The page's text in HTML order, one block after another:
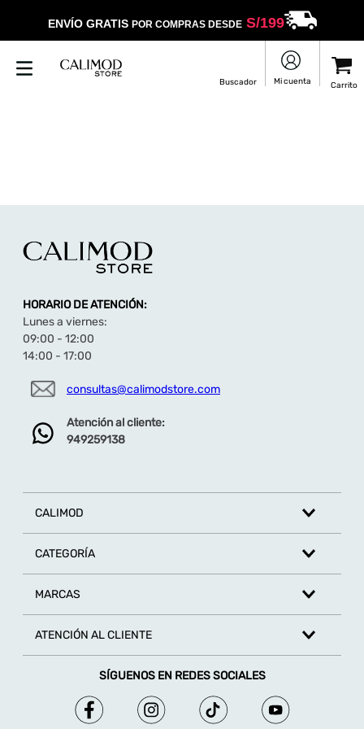
ENVÍO GRATIS POR COMPRAS DESDES/199
HORARIO DE ATENCIÓN:
Lunes a viernes:
09:00 - 12:00
14:00 - 17:00
consultas@calimodstore.com
Atención al cliente:
949259138
CALIMOD
CATEGORÍA
MARCAS
ATENCIÓN AL CLIENTE
SÍGUENOS EN REDES SOCIALES